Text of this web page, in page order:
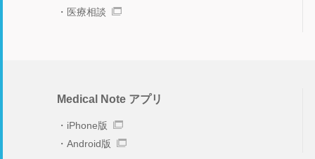
医療相談
Medical Note アプリ
iPhone版
Android版